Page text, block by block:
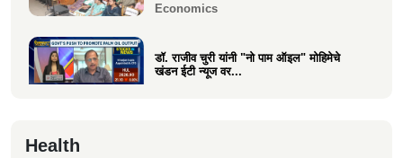
Economics
डॉ. राजीव चुरी यांनी "नो पाम ऑइल" मोहिमेचे
खंडन ईटी न्यूज वर...
Health